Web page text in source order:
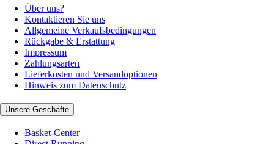
Über uns?
Kontaktieren Sie uns
Allgemeine Verkaufsbedingungen
Rückgabe & Erstattung
Impressum
Zahlungsarten
Lieferkosten und Versandoptionen
Hinweis zum Datenschutz
Unsere Geschäfte
Basket-Center